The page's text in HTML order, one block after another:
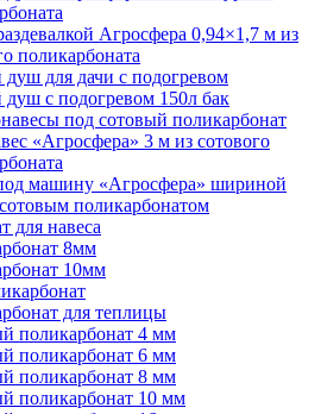
Агросфера 0,94×1,7 м из
поликарбоната
для дачи с подогревом
с подогревом 150л бак
под сотовый поликарбонат
«Агросфера» 3 м из сотового
машину «Агросфера» шириной
поликарбонатом
для навеса
8мм
10мм
для теплицы
поликарбонат 4 мм
поликарбонат 6 мм
поликарбонат 8 мм
поликарбонат 10 мм